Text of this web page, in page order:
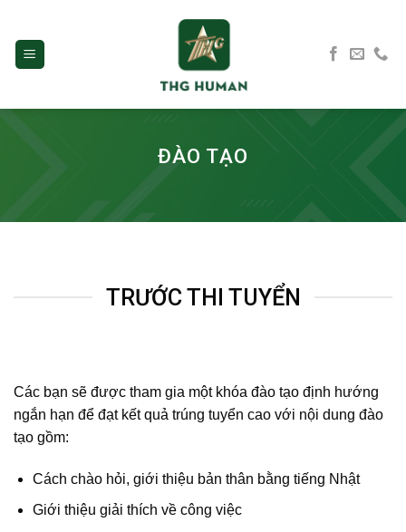
content
ĐÀO TẠO
TRƯỚC THI TUYỂN
Các bạn sẽ được tham gia một khóa đào tạo định hướng
ngắn hạn để đạt kết quả trúng tuyển cao với nội dung đào
tạo gồm:
Cách chào hỏi, giới thiệu bản thân bằng tiếng Nhật
Giới thiệu giải thích về công việc